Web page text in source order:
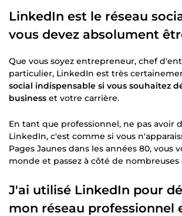
LinkedIn est le réseau
vous devez absolument
Que vous soyez entrepreneur, chef
particulier, LinkedIn est très
social indispensable si vous souhaitez
business et votre carrière.
En tant que professionnel, ne pas avoir
LinkedIn, c'est comme si vous
Pages Jaunes dans les années 80, vous
monde et passez à côté de
J'ai utilisé LinkedIn pour
mon réseau professionnel